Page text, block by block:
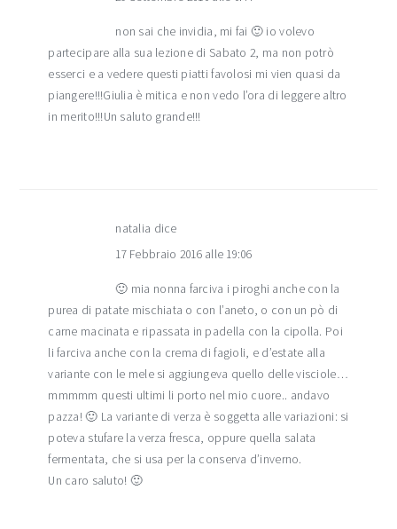
non sai che invidia, mi fai 🙂 io volevo
partecipare alla sua lezione di Sabato 2, ma non potrò
esserci e a vedere questi piatti favolosi mi vien quasi da
piangere!!!Giulia è mitica e non vedo l’ora di leggere altro
in merito!!!Un saluto grande!!!
natalia dice
17 Febbraio 2016 alle 19:06
🙂 mia nonna farciva i piroghi anche con la
purea di patate mischiata o con l’aneto, o con un pò di
carne macinata e ripassata in padella con la cipolla. Poi
li farciva anche con la crema di fagioli, e d’estate alla
variante con le mele si aggiungeva quello delle visciole…
mmmmm questi ultimi li porto nel mio cuore.. andavo
pazza! 🙂 La variante di verza è soggetta alle variazioni: si
poteva stufare la verza fresca, oppure quella salata
fermentata, che si usa per la conserva d’inverno.
Un caro saluto! 🙂